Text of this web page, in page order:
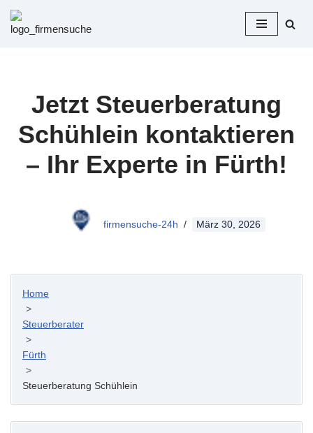
Zum
Jetzt Steuerberatung
Schühlein kontaktieren
– Ihr Experte in Fürth!
firmensuche-24h März 30, 2026
Home
>
Steuerberater
>
Fürth
>
Steuerberatung Schühlein